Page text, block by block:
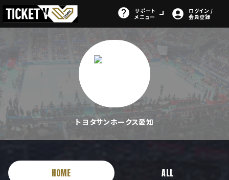
サポート
メニュー
ログイン /
会員登録
トヨタサンホークス愛知
HOME ALL